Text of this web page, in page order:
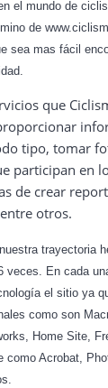
el mundo de
de
sea mas fácil
que
tipo, tomar
participan en
de crear
otros.
trayectoria
veces. En cada
el sitio ya
como son
Home Site,
como Acrobat,